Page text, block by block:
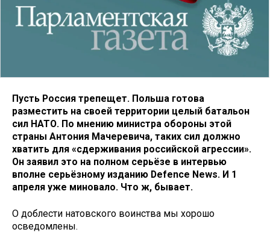
Пусть Россия трепещет. Польша готова
разместить на своей территории целый батальон
сил НАТО. По мнению министра обороны этой
страны Антония Мачеревича, таких сил должно
хватить для «сдерживания российской агрессии».
Он заявил это на полном серьёзе в интервью
вполне серьёзному изданию Defence News. И 1
апреля уже миновало. Что ж, бывает.
О доблести натовского воинства мы хорошо
осведомлены.